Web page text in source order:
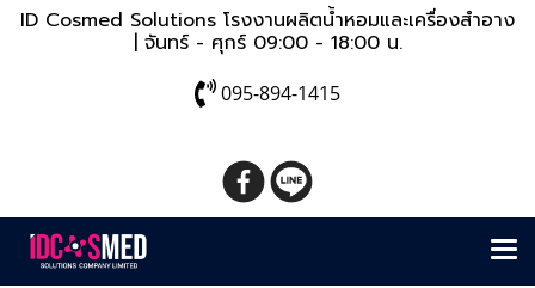
ID Cosmed Solutions โรงงานผลิตน้ำหอมและเครื่องสำอาง
| จันทร์ - ศุกร์ 09:00 - 18:00 น.
095-894-1415